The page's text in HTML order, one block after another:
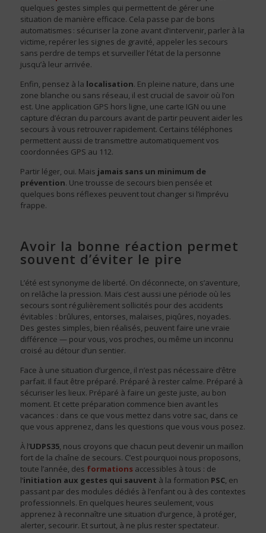
quelques gestes simples qui permettent de gérer une
situation de manière efficace. Cela passe par de bons
automatismes : sécuriser la zone avant d’intervenir, parler à la
victime, repérer les signes de gravité, appeler les secours
sans perdre de temps et surveiller l’état de la personne
jusqu’à leur arrivée.
Enfin, pensez à la localisation. En pleine nature, dans une
zone blanche ou sans réseau, il est crucial de savoir où l’on
est. Une application GPS hors ligne, une carte IGN ou une
capture d’écran du parcours avant de partir peuvent aider les
secours à vous retrouver rapidement. Certains téléphones
permettent aussi de transmettre automatiquement vos
coordonnées GPS au 112.
Partir léger, oui. Mais jamais sans un minimum de
prévention. Une trousse de secours bien pensée et
quelques bons réflexes peuvent tout changer si l’imprévu
frappe.
Avoir la bonne réaction permet
souvent d’éviter le pire
L’été est synonyme de liberté. On déconnecte, on s’aventure,
on relâche la pression. Mais c’est aussi une période où les
secours sont régulièrement sollicités pour des accidents
évitables : brûlures, entorses, malaises, piqûres, noyades.
Des gestes simples, bien réalisés, peuvent faire une vraie
différence — pour vous, vos proches, ou même un inconnu
croisé au détour d’un sentier.
Face à une situation d’urgence, il n’est pas nécessaire d’être
parfait. Il faut être préparé. Préparé à rester calme. Préparé à
sécuriser les lieux. Préparé à faire un geste juste, au bon
moment. Et cette préparation commence bien avant les
vacances : dans ce que vous mettez dans votre sac, dans ce
que vous apprenez, dans les questions que vous vous posez.
À l’UDPS35, nous croyons que chacun peut devenir un maillon
fort de la chaîne de secours. C’est pourquoi nous proposons,
toute l’année, des formations accessibles à tous : de
l’initiation aux gestes qui sauvent à la formation PSC, en
passant par des modules dédiés à l’enfant ou à des contextes
professionnels. En quelques heures seulement, vous
apprenez à reconnaître une situation d’urgence, à protéger,
alerter, secourir. Et surtout, à ne plus rester spectateur.